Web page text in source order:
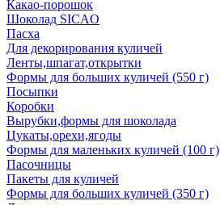
Какао-порошок
Шоколад SICAO
Пасха
Для декорирования куличей
Ленты,шпагат,открытки
Формы для больших куличей (550 г)
Посыпки
Коробки
Вырубки,формы для шоколада
Цукаты,орехи,ягоды
Формы для маленьких куличей (100 г)
Пасочницы
Пакеты для куличей
Формы для больших куличей (350 г)